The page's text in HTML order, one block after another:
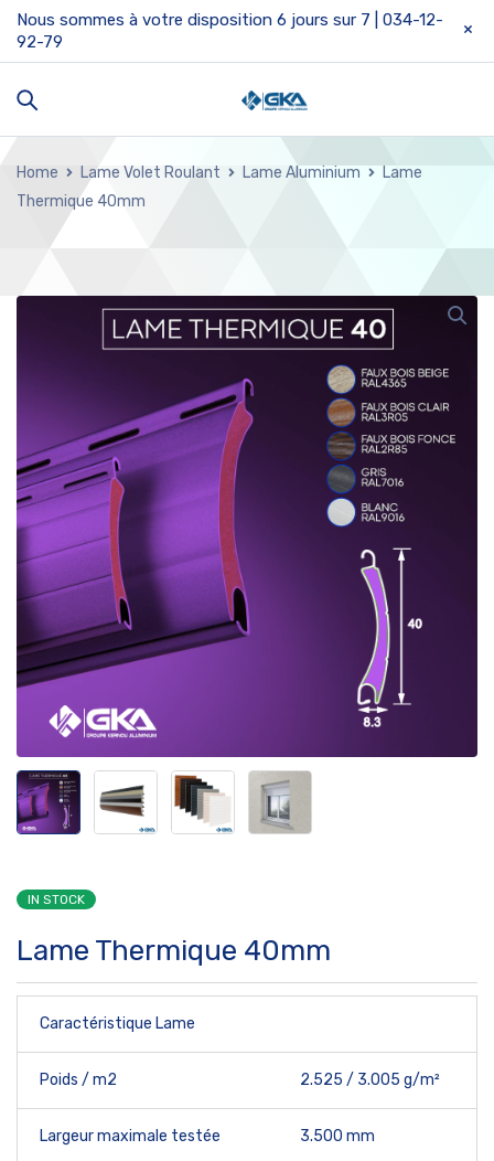
Nous sommes à votre disposition 6 jours sur 7 | 034-12-
92-79
Home Lame Volet Roulant Lame Aluminium
Lame
Thermique 40mm
IN STOCK
Lame Thermique 40mm
Caractéristique Lame
Poids / m2 2.525 / 3.005 g/m²
Largeur maximale testée 3.500 mm